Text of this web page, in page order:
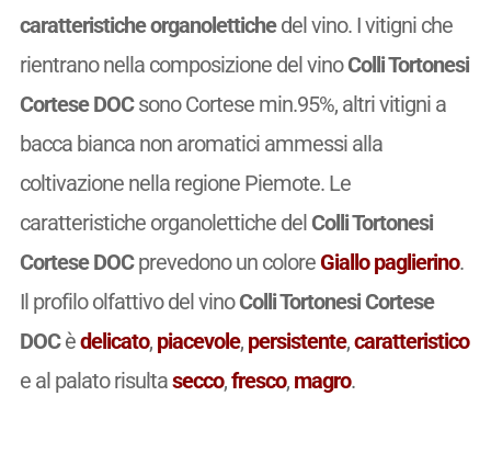
caratteristiche organolettichedel vino. I vitigni che
rientrano nella composizione del vinoColli Tortonesi
Cortese DOCsono Cortese min.95%, altri vitigni a
bacca bianca non aromatici ammessi alla
coltivazione nella regione Piemote. Le
caratteristiche organolettiche delColli Tortonesi
Cortese DOCprevedono un colore Giallo paglierino.
Il profilo olfattivo del vinoColli Tortonesi Cortese
DOCèdelicato, piacevole, persistente,caratteristico
e al palato risultasecco,fresco, magro.